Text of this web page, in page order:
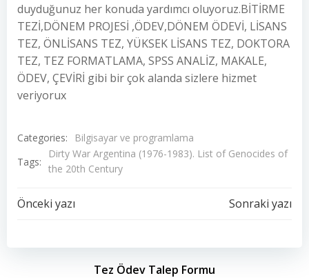
duyduğunuz her konuda yardımcı oluyoruz.BİTİRME
TEZİ,DÖNEM PROJESİ ,ÖDEV,DÖNEM ÖDEVİ, LİSANS
TEZ, ÖNLİSANS TEZ, YÜKSEK LİSANS TEZ, DOKTORA
TEZ, TEZ FORMATLAMA, SPSS ANALİZ, MAKALE,
ÖDEV, ÇEVİRİ gibi bir çok alanda sizlere hizmet
veriyorux
Categories:
Bilgisayar ve programlama
Tags:
Dirty War Argentina (1976-1983). List of Genocides of
the 20th Century
Yazı
dolaşımı
Önceki yazı
dolaşımı
Sonraki yazı
Tez Ödev Talep Formu